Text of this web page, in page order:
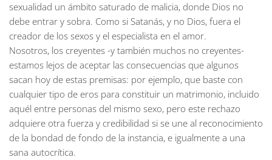
sexualidad un ámbito saturado de malicia, donde Dios no
debe entrar y sobra. Como si Satanás, y no Dios, fuera el
creador de los sexos y el especialista en el amor.
Nosotros, los creyentes -y también muchos no creyentes-
estamos lejos de aceptar las consecuencias que algunos
sacan hoy de estas premisas: por ejemplo, que baste con
cualquier tipo de eros para constituir un matrimonio, incluido
aquél entre personas del mismo sexo, pero este rechazo
adquiere otra fuerza y credibilidad si se une al reconocimiento
de la bondad de fondo de la instancia, e igualmente a una
sana autocrítica.